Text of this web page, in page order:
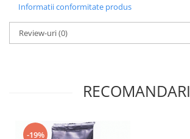
Informatii conformitate produs
Review-uri(0)
RECOMANDARI
-19%